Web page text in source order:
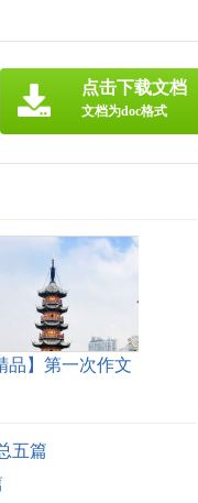
点击下载文档
文档为doc格式
品】第一次作文
五篇